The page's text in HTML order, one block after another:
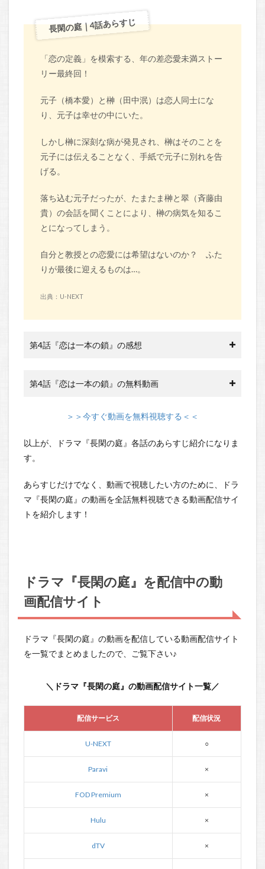
長閑の庭｜4話あらすじ
「恋の定義」を模索する、年の差恋愛未満ストー
リー最終回！
元子（橋本愛）と榊（田中泯）は恋人同士にな
り、元子は幸せの中にいた。
しかし榊に深刻な病が発見され、榊はそのことを
元子には伝えることなく、手紙で元子に別れを告
げる。
落ち込む元子だったが、たまたま榊と翠（斉藤由
貴）の会話を聞くことにより、榊の病気を知るこ
とになってしまう。
自分と教授との恋愛には希望はないのか？ ふた
りが最後に迎えるものは…。
出典：U-NEXT
第4話『恋は一本の鎖』の感想
第4話『恋は一本の鎖』の無料動画
＞＞今すぐ動画を無料視聴する＜＜
以上が、ドラマ『長閑の庭』各話のあらすじ紹介になりま
す。
あらすじだけでなく、動画で視聴したい方のために、ドラ
マ『長閑の庭』の動画を全話無料視聴できる動画配信サイ
トを紹介します！
ドラマ『長閑の庭』を配信中の動
画配信サイト
ドラマ『長閑の庭』の動画を配信している動画配信サイト
を一覧でまとめましたので、ご覧下さい♪
＼ドラマ『長閑の庭』の動画配信サイト一覧／
配信サービス 配信状況
U-NEXT ○
Paravi ×
FOD Premium ×
Hulu ×
dTV ×